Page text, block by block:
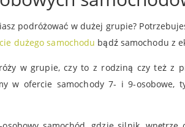
podróżować w dużej grupie?
dużego samochodu bądź samochodu z
w grupie, czy to z rodziną czy też z
w ofercie samochody 7- i 9-osobowe,